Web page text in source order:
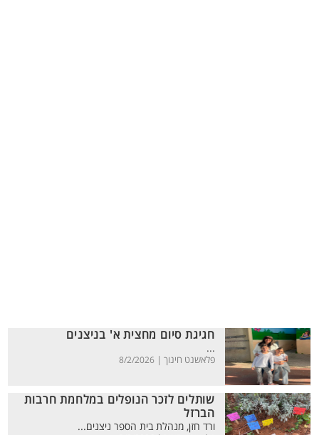
חגיגת סיום מחצית א' בניצנים
...
פלאשנט חינוך | 8/2/2026
שותלים לזכר הנופלים במלחמת חרבות
הברזל
ורד חזן, מנהלת בית הספר ניצנים...